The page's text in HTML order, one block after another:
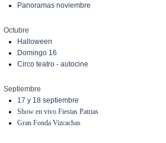
Panoramas noviembre
Octubre
Halloween
Domingo 16
Circo teatro - autocine
Septiembre
17 y 18 septiembre
Show en vivo Fiestas Patrias
Gran Fonda Vizcachas